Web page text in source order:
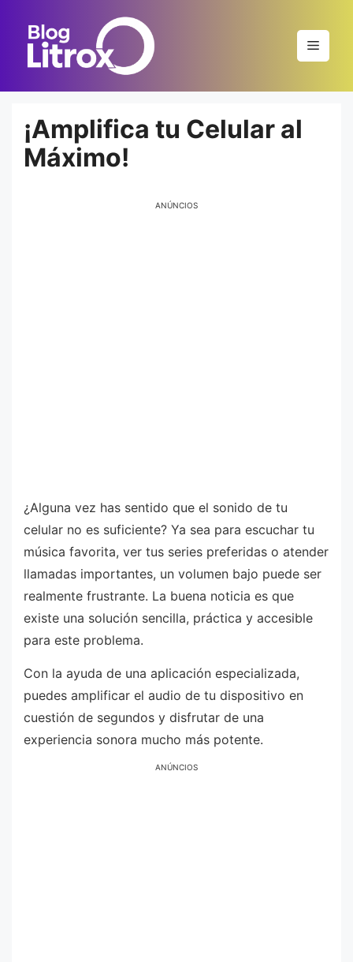
contenido
Menú
¡Amplifica tu Celular al
Máximo!
ANÚNCIOS
¿Alguna vez has sentido que el sonido de tu
celular no es suficiente? Ya sea para escuchar tu
música favorita, ver tus series preferidas o atender
llamadas importantes, un volumen bajo puede ser
realmente frustrante. La buena noticia es que
existe una solución sencilla, práctica y accesible
para este problema.
Con la ayuda de una aplicación especializada,
puedes amplificar el audio de tu dispositivo en
cuestión de segundos y disfrutar de una
experiencia sonora mucho más potente.
ANÚNCIOS